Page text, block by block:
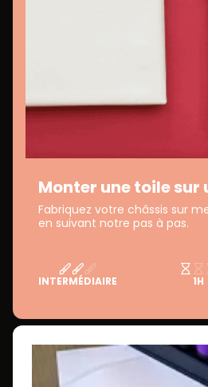
Monter une toile sur
Fabriquez votre châssis sur
en suivant notre pas à pas.
INTERMÉDIAIRE 1H